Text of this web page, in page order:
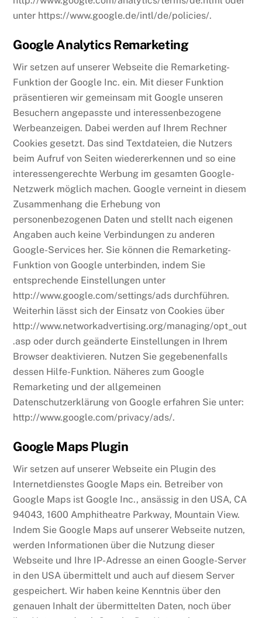
unter https://www.google.de/intl/de/policies/.
Google Analytics Remarketing
Wir setzen auf unserer Webseite die Remarketing-
Funktion der Google Inc. ein. Mit dieser Funktion
präsentieren wir gemeinsam mit Google unseren
Besuchern angepasste und interessenbezogene
Werbeanzeigen. Dabei werden auf Ihrem Rechner
Cookies gesetzt. Das sind Textdateien, die Nutzers
beim Aufruf von Seiten wiedererkennen und so eine
interessengerechte Werbung im gesamten Google-
Netzwerk möglich machen. Google verneint in diesem
Zusammenhang die Erhebung von
personenbezogenen Daten und stellt nach eigenen
Angaben auch keine Verbindungen zu anderen
Google-Services her. Sie können die Remarketing-
Funktion von Google unterbinden, indem Sie
entsprechende Einstellungen unter
http://www.google.com/settings/ads durchführen.
Weiterhin lässt sich der Einsatz von Cookies über
http://www.networkadvertising.org/managing/opt_out
.asp oder durch geänderte Einstellungen in Ihrem
Browser deaktivieren. Nutzen Sie gegebenenfalls
dessen Hilfe-Funktion. Näheres zum Google
Remarketing und der allgemeinen
Datenschutzerklärung von Google erfahren Sie unter:
http://www.google.com/privacy/ads/.
Google Maps Plugin
Wir setzen auf unserer Webseite ein Plugin des
Internetdienstes Google Maps ein. Betreiber von
Google Maps ist Google Inc., ansässig in den USA, CA
94043, 1600 Amphitheatre Parkway, Mountain View.
Indem Sie Google Maps auf unserer Webseite nutzen,
werden Informationen über die Nutzung dieser
Webseite und Ihre IP-Adresse an einen Google-Server
in den USA übermittelt und auch auf diesem Server
gespeichert. Wir haben keine Kenntnis über den
genauen Inhalt der übermittelten Daten, noch über